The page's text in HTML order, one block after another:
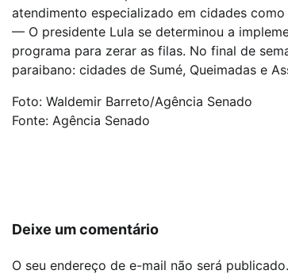
atendimento especializado em cidades
— O presidente Lula se determinou a
programa para zerar as filas. No final de
paraibano: cidades de Sumé, Queimadas e
Foto: Waldemir Barreto/Agência Senado
Fonte: Agência Senado
Post
Deixe um comentário
O seu endereço de e-mail não será publicado.